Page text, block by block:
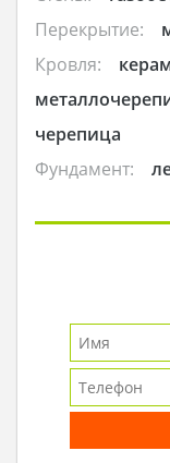
Перекрытие:
Кровля:
черепица
Фундамент: